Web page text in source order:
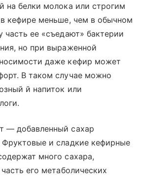
на белки молока или строгим
кефире меньше, чем в обычном
часть ее «съедают» бактерии
но при выраженной
даже кефир может
В таком случае можно
й напиток или
— добавленный сахар
и сладкие кефирные
много сахара,
его метаболических